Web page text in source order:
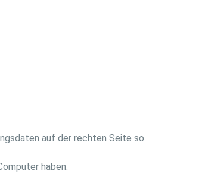
auf der rechten Seite so
haben.